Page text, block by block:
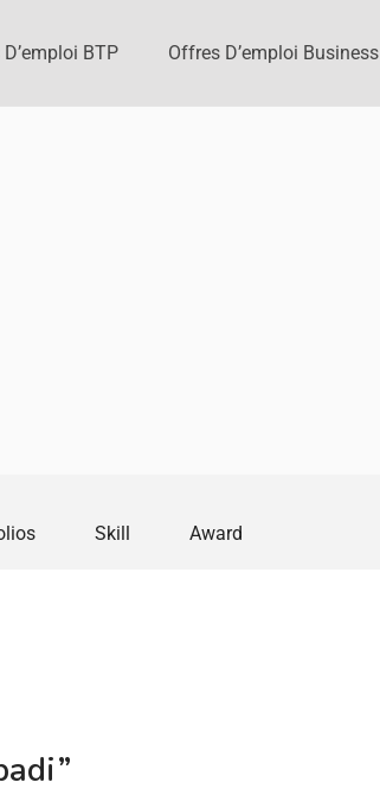
BTP Offres D’emploi Business
Skill Award